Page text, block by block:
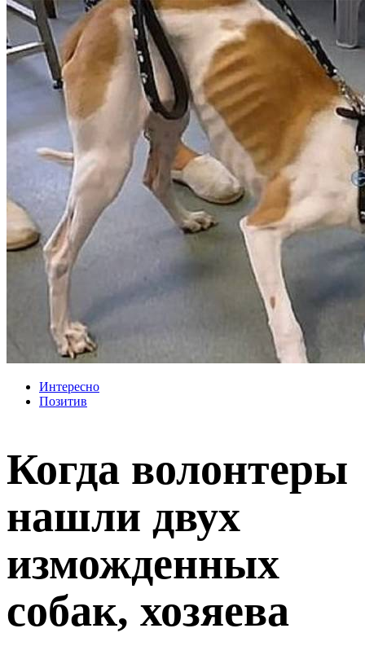
Интересно
Позитив
Когда волонтеры
нашли двух
изможденных
собак, хозяева